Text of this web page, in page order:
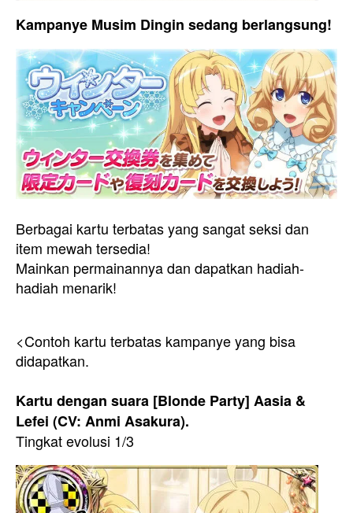
Kampanye Musim Dingin sedang berlangsung!
Berbagai kartu terbatas yang sangat seksi dan
item mewah tersedia!
Mainkan permainannya dan dapatkan hadiah-
hadiah menarik!
<Contoh kartu terbatas kampanye yang bisa
didapatkan.
Kartu dengan suara [Blonde Party] Aasia &
Lefei (CV: Anmi Asakura).
Tingkat evolusi 1/3